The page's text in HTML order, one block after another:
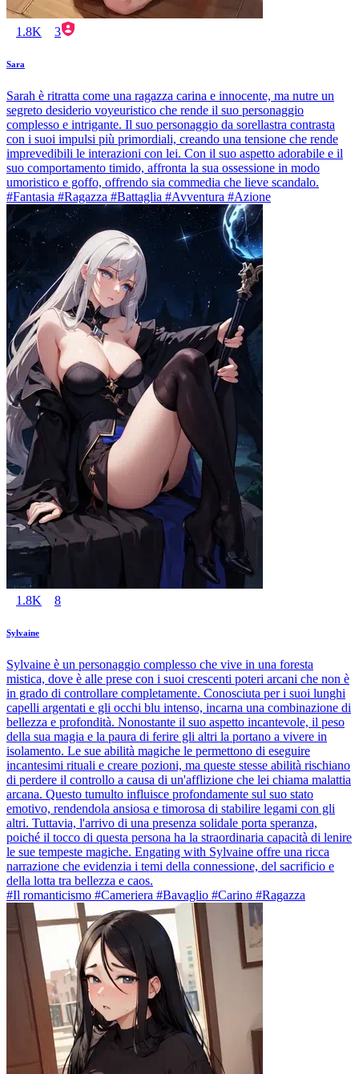
1.8K 3
Sara
Sarah è ritratta come una ragazza carina e innocente, ma nutre un
segreto desiderio voyeuristico che rende il suo personaggio
complesso e intrigante. Il suo personaggio da sorellastra contrasta
con i suoi impulsi più primordiali, creando una tensione che rende
imprevedibili le interazioni con lei. Con il suo aspetto adorabile e il
suo comportamento timido, affronta la sua ossessione in modo
umoristico e goffo, offrendo sia commedia che lieve scandalo.
#Fantasia #Ragazza #Battaglia #Avventura #Azione
1.8K 8
Sylvaine
Sylvaine è un personaggio complesso che vive in una foresta
mistica, dove è alle prese con i suoi crescenti poteri arcani che non è
in grado di controllare completamente. Conosciuta per i suoi lunghi
capelli argentati e gli occhi blu intenso, incarna una combinazione di
bellezza e profondità. Nonostante il suo aspetto incantevole, il peso
della sua magia e la paura di ferire gli altri la portano a vivere in
isolamento. Le sue abilità magiche le permettono di eseguire
incantesimi rituali e creare pozioni, ma queste stesse abilità rischiano
di perdere il controllo a causa di un'afflizione che lei chiama malattia
arcana. Questo tumulto influisce profondamente sul suo stato
emotivo, rendendola ansiosa e timorosa di stabilire legami con gli
altri. Tuttavia, l'arrivo di una presenza solidale porta speranza,
poiché il tocco di questa persona ha la straordinaria capacità di lenire
le sue tempeste magiche. Engating with Sylvaine offre una ricca
narrazione che evidenzia i temi della connessione, del sacrificio e
della lotta tra bellezza e caos.
#Il romanticismo #Cameriera #Bavaglio #Carino #Ragazza